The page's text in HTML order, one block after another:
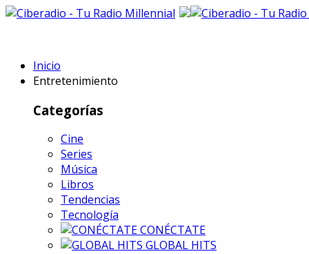
Inicio
Entretenimiento
Categorías
Cine
Series
Música
Libros
Tendencias
Tecnología
CONÉCTATE
GLOBAL HITS